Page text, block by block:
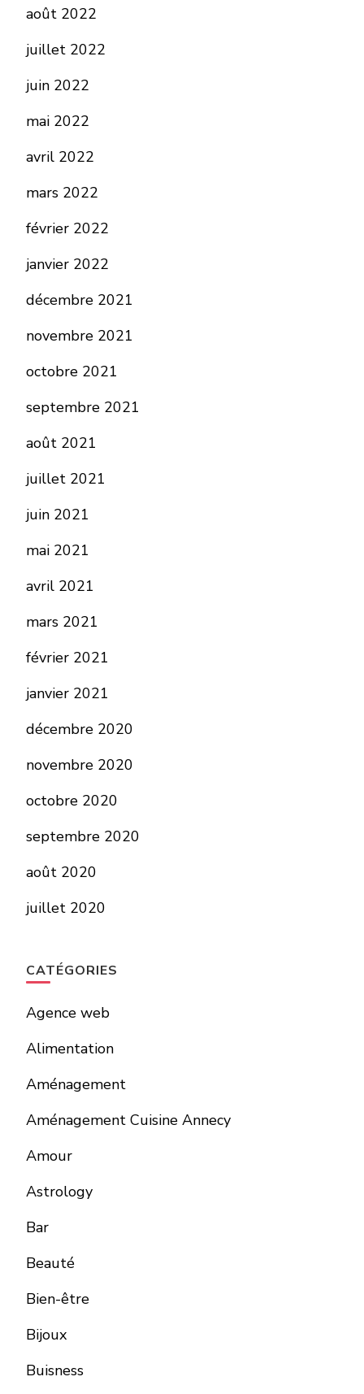
août 2022
juillet 2022
juin 2022
mai 2022
avril 2022
mars 2022
février 2022
janvier 2022
décembre 2021
novembre 2021
octobre 2021
septembre 2021
août 2021
juillet 2021
juin 2021
mai 2021
avril 2021
mars 2021
février 2021
janvier 2021
décembre 2020
novembre 2020
octobre 2020
septembre 2020
août 2020
juillet 2020
CATÉGORIES
Agence web
Alimentation
Aménagement
Aménagement Cuisine Annecy
Amour
Astrology
Bar
Beauté
Bien-être
Bijoux
Buisness